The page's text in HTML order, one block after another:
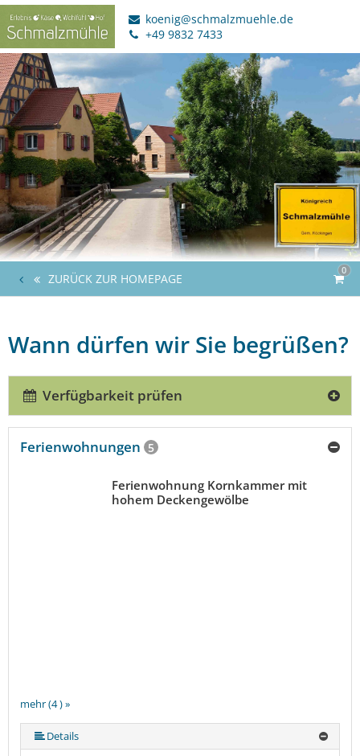
koenig@schmalzmuehle.de
+49 9832 7433
0
ZURÜCK ZUR HOMEPAGE
Wann dürfen wir Sie begrüßen?
Verfügbarkeit prüfen
Ferienwohnungen 5
mehr (4 ) »
Ferienwohnung Kornkammer mit
hohem Deckengewölbe
Details